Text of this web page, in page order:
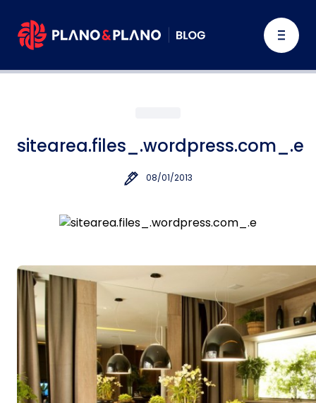
sitearea.files_.wordpress.com_.e
08/01/2013